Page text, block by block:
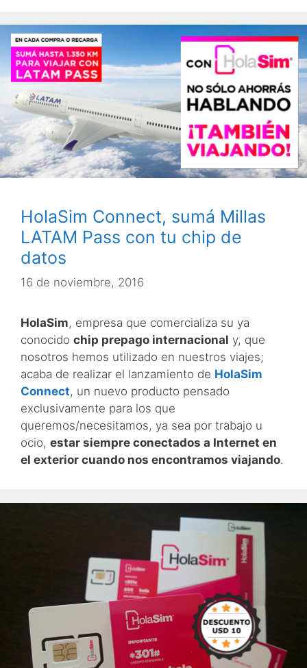
HolaSim Connect, sumá Millas
LATAM Pass con tu chip de
datos
16 de noviembre, 2016
HolaSim, empresa que comercializa su ya
conocido chip prepago internacional y, que
nosotros hemos utilizado en nuestros viajes;
acaba de realizar el lanzamiento de HolaSim
Connect, un nuevo producto pensado
exclusivamente para los que
queremos/necesitamos, ya sea por trabajo u
ocio, estar siempre conectados a Internet en
el exterior cuando nos encontramos viajando.